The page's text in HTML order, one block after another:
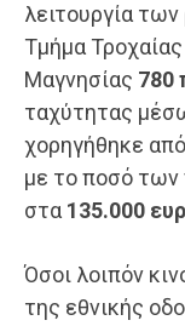
λειτουργία
Τμήμα
Μαγνησίας 780
ταχύτητας
χορηγήθηκε
με το ποσό των
στα 135.000
Όσοι λοιπόν
της εθνικής